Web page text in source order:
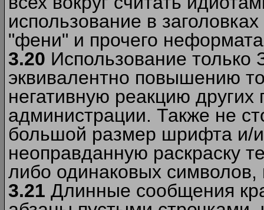
использование в
"фени" и прочего
3.20 Использование
эквивалентно повышению
негативную реакцию
администрации. Также не
большой размер шрифта и/
неоправданную раскраску
либо одинаковых
3.21 Длинные сообщения